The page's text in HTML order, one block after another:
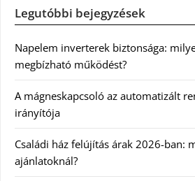
Legutóbbi bejegyzések
Napelem inverterek biztonsága:
megbízható működést?
A mágneskapcsoló az automatizált
irányítója
Családi ház felújítás árak 2026-ban:
ajánlatoknál?